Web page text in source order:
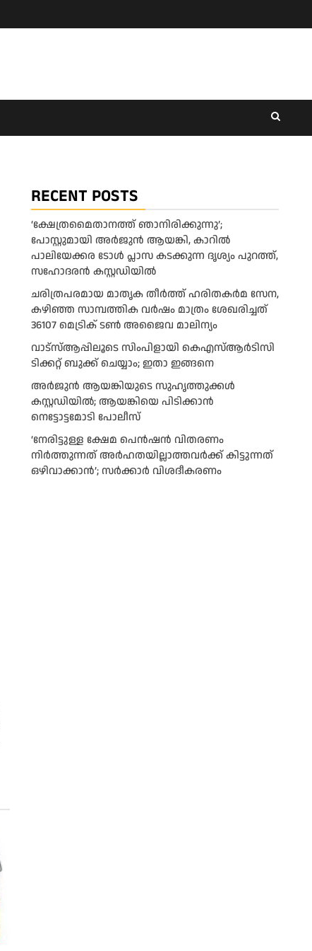
RECENT POSTS
‘ക്ഷേത്രമൈതാനത്ത് ഞാനിരിക്കുന്നു’;
പോസ്റ്റുമായി അർജുൻ ആയങ്കി, കാറിൽ
പാലിയേക്കര ടോൾ പ്ലാസ കടക്കുന്ന ദൃശ്യം പുറത്ത്,
സഹോദരൻ കസ്റ്റഡിയിൽ
ചരിത്രപരമായ മാതൃക തീര്‍ത്ത് ഹരിതകര്‍മ സേന,
കഴിഞ്ഞ സാമ്പത്തിക വര്‍ഷം മാത്രം ശേഖരിച്ചത്
36107 മെട്രിക് ടണ്‍ അജൈവ മാലിന്യം
വാട്‌സ്ആപ്പിലൂടെ സിംപിളായി കെഎസ്ആര്‍ടിസി
ടിക്കറ്റ് ബുക്ക് ചെയ്യാം; ഇതാ ഇങ്ങനെ
അർജുൻ ആയങ്കിയുടെ സുഹൃത്തുക്കൾ
കസ്റ്റഡിയിൽ; ആയങ്കിയെ പിടിക്കാൻ
നെട്ടോട്ടമോടി പോലീസ്
‘നേരിട്ടുള്ള ക്ഷേമ പെൻഷൻ വിതരണം
നി‍‍ർത്തുന്നത് അർഹതയില്ലാത്തവർക്ക് കിട്ടുന്നത്
ഒഴിവാക്കാൻ’; സർക്കാ‍ർ വിശദീകരണം